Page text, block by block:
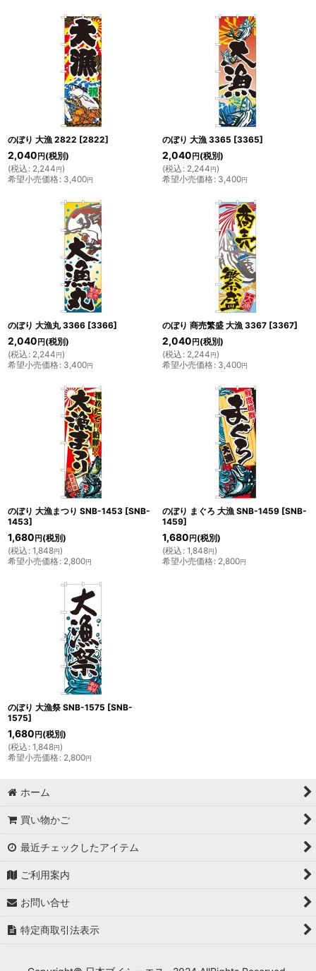
のぼり 大漁 2822 [2822]
2,040 円 (税別)
(税込 : 2,244円)
希望小売価格: 3,400円
のぼり 大漁 3365 [3365]
2,040 円 (税別)
(税込 : 2,244円)
希望小売価格: 3,400円
のぼり 大漁丸 3366 [3366]
2,040 円 (税別)
(税込 : 2,244円)
希望小売価格: 3,400円
のぼり 商売繁盛 大漁 3367 [3367]
2,040 円 (税別)
(税込 : 2,244円)
希望小売価格: 3,400円
のぼり 大漁まつり SNB-1453 [SNB-
1453]
1,680 円 (税別)
(税込 : 1,848円)
希望小売価格: 2,800円
のぼり まぐろ 大漁 SNB-1459 [SNB-
1459]
1,680 円 (税別)
(税込 : 1,848円)
希望小売価格: 2,800円
のぼり 大漁祭 SNB-1575 [SNB-
1575]
1,680 円 (税別)
(税込 : 1,848円)
希望小売価格: 2,800円
ホーム
買い物かご
最近チェックしたアイテム
ご利用案内
お問い合せ
特定商取引法表示